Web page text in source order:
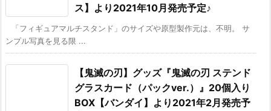
ス】より2021年10月発売予定♪
「フィギュアマルチスタンド」のサイズや原型製作元は、不明。 サ
ンプル写真を見る限 ...
【鬼滅の刃】グッズ『鬼滅の刃 ステンド
グラスカード（パックver.）』20個入り
BOX【バンダイ】より2021年2月発売予